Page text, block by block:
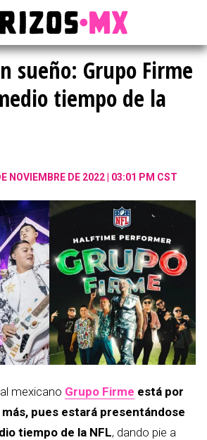
sueño: Grupo Firme
tiempo de la
NOVIEMBRE DE 2022 | 03:01 PM CST
mexicano Grupo Firme está por
pues estará presentándose
tiempo de la NFL, dando pie a